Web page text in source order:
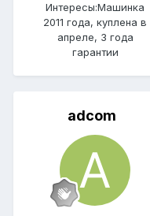
Интересы:Машинка
2011 года, куплена в
апреле, 3 года
гарантии
adcom